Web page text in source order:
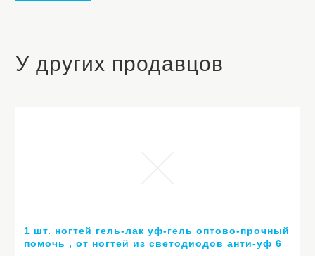
У других продавцов
1 шт. ногтей гель-лак уф-гель оптово-прочный
помочь , от ногтей из светодиодов анти-уф 6